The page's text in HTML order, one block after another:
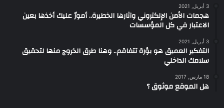
3 أبريل, 2021
هجمات الأمن الإلكتروني وآثارها الخطيرة.. أمورٌ عليك أخذها بعين
الاعتبار في كل المؤسسات
3 أبريل, 2021
التفكير العميق هو بؤرة تتفاقم.. وهنا طرق الخروج منها لتحقيق
سلامك الداخلي
18 مارس, 2017
هل الموقع موثوق ؟